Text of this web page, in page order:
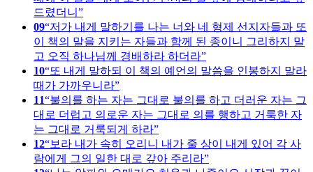
드렸더니
09 저가 내게 말하기를 나는 너와 네 형제 선지자들과 또
이 책의 말을 지키는 자들과 함께 된 종이니 그리하지 말
고 오직 하나님께 경배하라 하더라
10 또 내게 말하되 이 책의 예언의 말씀을 인봉하지 말라
때가 가까우니라
11 불의를 하는 자는 그대로 불의를 하고 더러운 자는 그
대로 더럽고 의로운 자는 그대로 의를 행하고 거룩한 자
는 그대로 거룩되게 하라
12 보라 내가 속히 오리니 내가 줄 상이 내게 있어 각 사
람에게 그의 일한 대로 갚아 주리라